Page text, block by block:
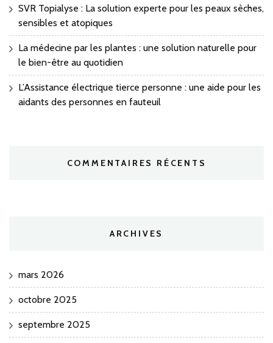
SVR Topialyse : La solution experte pour les peaux sèches,
sensibles et atopiques
La médecine par les plantes : une solution naturelle pour
le bien-être au quotidien
L’Assistance électrique tierce personne : une aide pour les
aidants des personnes en fauteuil
COMMENTAIRES RÉCENTS
ARCHIVES
mars 2026
octobre 2025
septembre 2025